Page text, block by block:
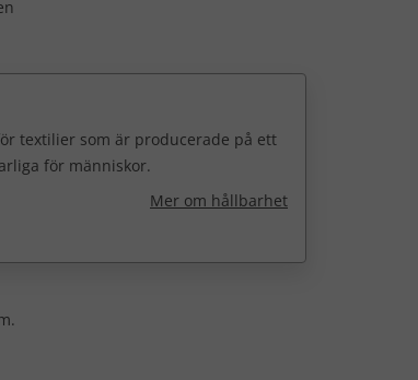
textilier som är producerade på ett
för människor.
Mer om hållbarhet